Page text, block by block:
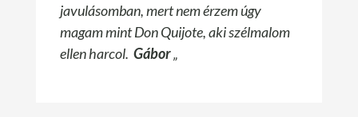
javulásomban, mert nem érzem úgy
magam mint Don Quijote, aki szélmalom
ellen harcol. Gábor„